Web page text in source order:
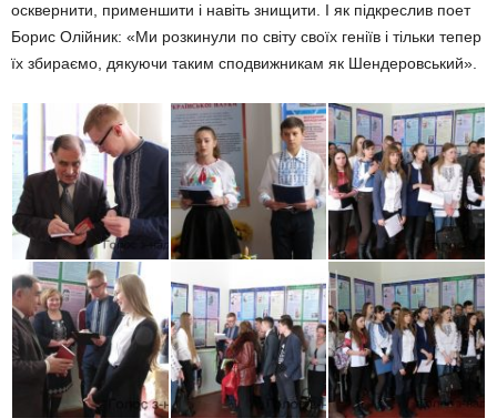
осквернити, применшити і навіть знищити. І як підкреслив поет
Борис Олійник: «Ми розкинули по світу своїх геніїв і тільки тепер
їх збираємо, дякуючи таким сподвижникам як Шендеровський».